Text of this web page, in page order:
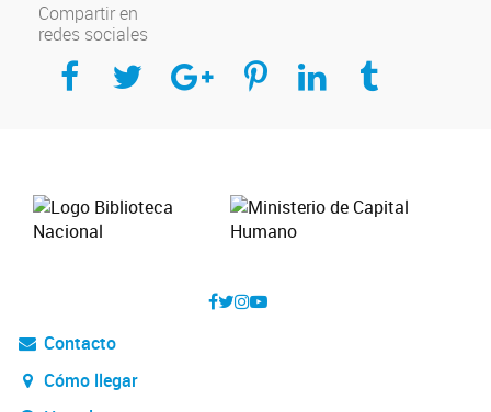
Compartir en
redes sociales
Compartir en Facebook Compartir en Twitter Compartir en Google Plus Compartir en Pinterest Compartir en Linkedin Compartir en Tumblr
Contacto
Cómo llegar